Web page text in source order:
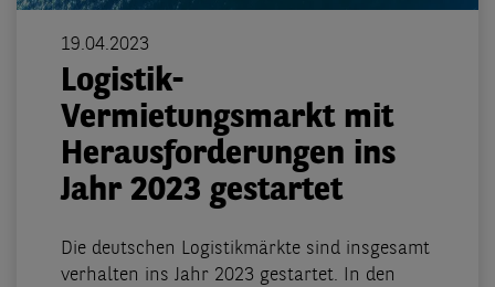
19.04.2023
Logistik-
Vermietungsmarkt mit
Herausforderungen ins
Jahr 2023 gestartet
Die deutschen Logistikmärkte sind insgesamt
verhalten ins Jahr 2023 gestartet. In den